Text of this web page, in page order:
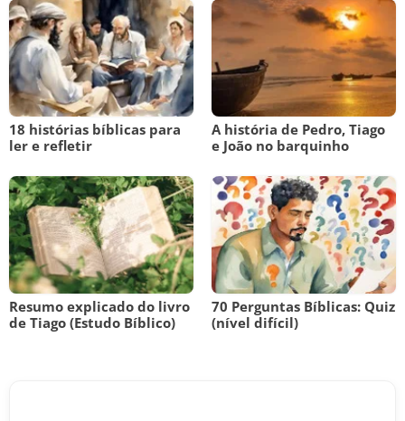
18 histórias bíblicas para
ler e refletir
A história de Pedro, Tiago
e João no barquinho
Resumo explicado do livro
de Tiago (Estudo Bíblico)
70 Perguntas Bíblicas: Quiz
(nível difícil)